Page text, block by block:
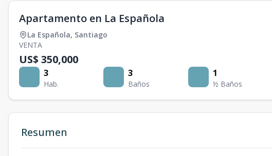
Apartamento en La Española
La Española, Santiago
VENTA
US$ 350,000
3
Hab.
3
Baños
1
½ Baños
Resumen